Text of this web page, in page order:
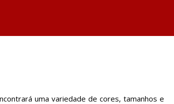
uma variedade de cores, tamanhos e